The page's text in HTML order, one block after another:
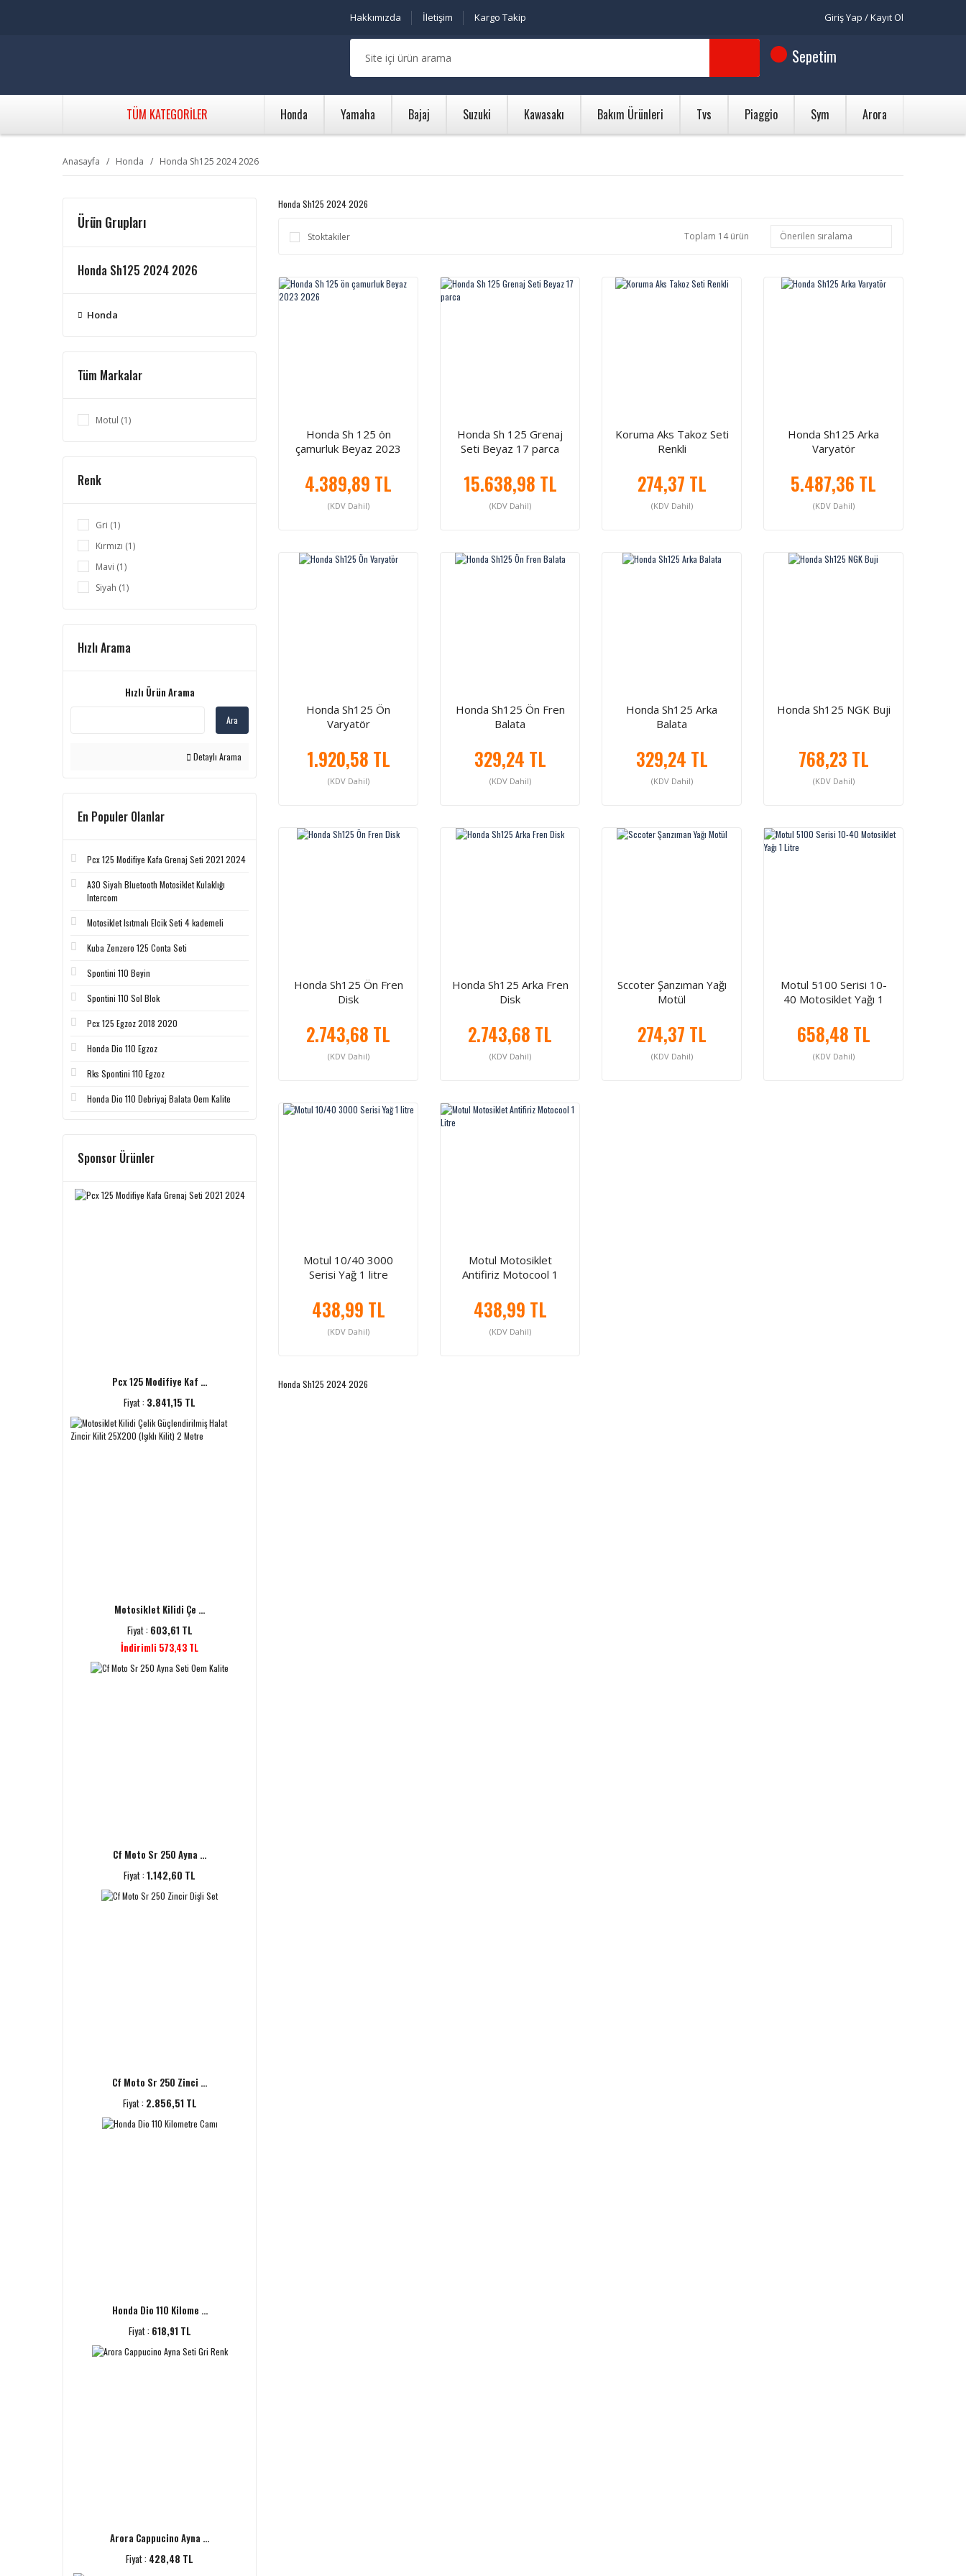
Hakkımızda İletişim Kargo Takip Giriş Yap / Kayıt Ol
Sepetim
TÜM KATEGORİLER Honda Yamaha Bajaj Suzuki Kawasakı Bakım Ürünleri Tvs Piaggio Sym Arora
Anasayfa Honda Honda Sh125 2024 2026
Ürün Grupları
Honda Sh125 2024 2026
Honda
Tüm Markalar
Motul (1)
Renk
Gri (1)
Kırmızı (1)
Mavi (1)
Siyah (1)
Hızlı Arama
Hızlı Ürün Arama
Ara
Detaylı Arama
En Populer Olanlar
Pcx 125 Modifiye Kafa Grenaj Seti 2021 2024
A30 Siyah Bluetooth Motosiklet Kulaklığı
Intercom
Motosiklet Isıtmalı Elcik Seti 4 kademeli
Kuba Zenzero 125 Conta Seti
Spontini 110 Beyin
Spontini 110 Sol Blok
Pcx 125 Egzoz 2018 2020
Honda Dio 110 Egzoz
Rks Spontini 110 Egzoz
Honda Dio 110 Debriyaj Balata Oem Kalite
Sponsor Ürünler
Pcx 125 Modifiye Kaf ...
Fiyat : 3.841,15 TL
Motosiklet Kilidi Çe ...
Fiyat : 603,61 TL
İndirimli 573,43 TL
Cf Moto Sr 250 Ayna ...
Fiyat : 1.142,60 TL
Cf Moto Sr 250 Zinci ...
Fiyat : 2.856,51 TL
Honda Dio 110 Kilome ...
Fiyat : 618,91 TL
Arora Cappucino Ayna ...
Fiyat : 428,48 TL
Honda Sh125 2024 2026
Stoktakiler Toplam 14 ürün
Honda Sh 125 ön
çamurluk Beyaz 2023
4.389,89 TL
(KDV Dahil)
Honda Sh 125 Grenaj
Seti Beyaz 17 parca
15.638,98 TL
(KDV Dahil)
Koruma Aks Takoz Seti
Renkli
274,37 TL
(KDV Dahil)
Honda Sh125 Arka
Varyatör
5.487,36 TL
(KDV Dahil)
Honda Sh125 Ön
Varyatör
1.920,58 TL
(KDV Dahil)
Honda Sh125 Ön Fren
Balata
329,24 TL
(KDV Dahil)
Honda Sh125 Arka
Balata
329,24 TL
(KDV Dahil)
Honda Sh125 NGK Buji
768,23 TL
(KDV Dahil)
Honda Sh125 Ön Fren
Disk
2.743,68 TL
(KDV Dahil)
Honda Sh125 Arka Fren
Disk
2.743,68 TL
(KDV Dahil)
Sccoter Şanzıman Yağı
Motül
274,37 TL
(KDV Dahil)
Motul 5100 Serisi 10-
40 Motosiklet Yağı 1
658,48 TL
(KDV Dahil)
Motul 10/40 3000
Serisi Yağ 1 litre
438,99 TL
(KDV Dahil)
Motul Motosiklet
Antifiriz Motocool 1
438,99 TL
(KDV Dahil)
Honda Sh125 2024 2026